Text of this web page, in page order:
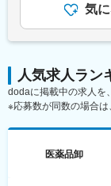
島県)、北久
気
人気求人ラン
dodaに掲載中の求人を
※応募数が同数の場合は
医薬品卸